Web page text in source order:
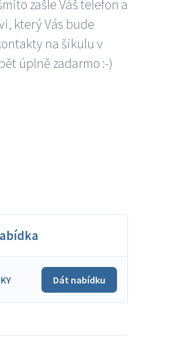
zašle Váš telefon a
který Vás bude
na šikulu v
úplně zadarmo :-)
Dát nabídku